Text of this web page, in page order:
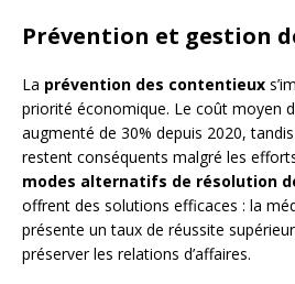
Prévention et gestion
La prévention des contentieux
priorité économique. Le coût moyen
augmenté de 30% depuis 2020,
restent conséquents malgré les
modes alternatifs de résolution
offrent des solutions efficaces : la
présente un taux de réussite
préserver les relations d’affaires.